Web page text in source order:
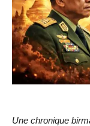
Une chronique